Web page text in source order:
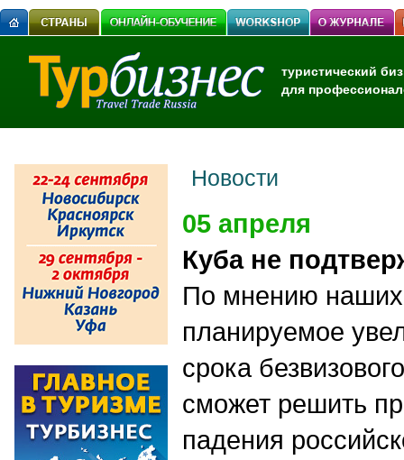
туристический
для
Новости
05 апреля
Куба не
По мнению наших
планируемое
срока
сможет решить
падения